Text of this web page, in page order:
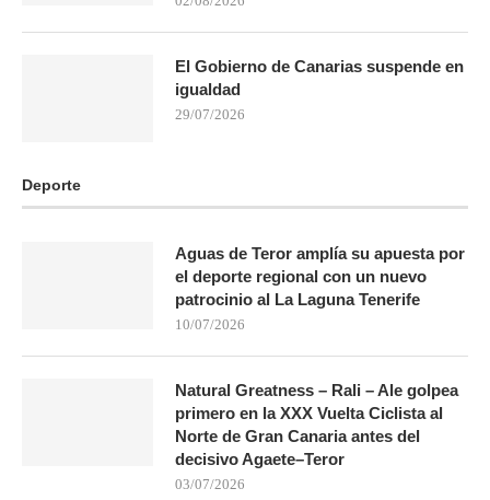
El Gobierno de Canarias suspende en
igualdad
29/07/2026
Deporte
Aguas de Teror amplía su apuesta por
el deporte regional con un nuevo
patrocinio al La Laguna Tenerife
10/07/2026
Natural Greatness – Rali – Ale golpea
primero en la XXX Vuelta Ciclista al
Norte de Gran Canaria antes del
decisivo Agaete–Teror
03/07/2026